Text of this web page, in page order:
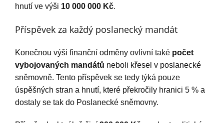
hnutí ve výši 10 000 000 Kč.
Příspěvek za každý poslanecký mandát
Konečnou výši finanční odměny ovlivní také počet
vybojovaných mandátů neboli křesel v poslanecké
sněmovně. Tento příspěvek se tedy týká pouze
úspěšných stran a hnutí, které překročily hranici 5 % a
dostaly se tak do Poslanecké sněmovny.